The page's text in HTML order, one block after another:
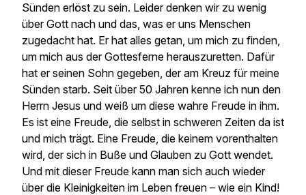
Sünden erlöst zu sein. Leider denken wir zu wenig
über Gott nach und das, was er uns Menschen
zugedacht hat. Er hat alles getan, um mich zu finden,
um mich aus der Gottesferne herauszuretten. Dafür
hat er seinen Sohn gegeben, der am Kreuz für meine
Sünden starb. Seit über 50 Jahren kenne ich nun den
Herrn Jesus und weiß um diese wahre Freude in ihm.
Es ist eine Freude, die selbst in schweren Zeiten da ist
und mich trägt. Eine Freude, die keinem vorenthalten
wird, der sich in Buße und Glauben zu Gott wendet.
Und mit dieser Freude kann man sich auch wieder
über die Kleinigkeiten im Leben freuen – wie ein Kind!